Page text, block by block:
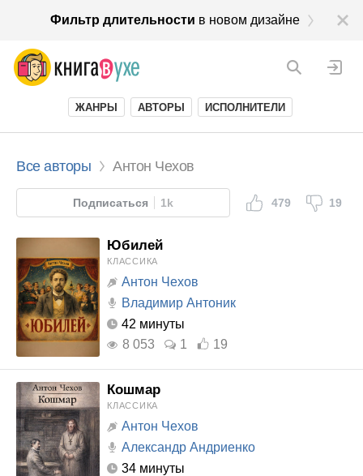
Фильтр длительности в новом дизайне
ЖАНРЫ АВТОРЫ ИСПОЛНИТЕЛИ
Все авторы Антон Чехов
Подписаться 1k 479 19
Юбилей
КЛАССИКА
Антон Чехов
Владимир Антоник
42 минуты
8 053
1 19
Кошмар
КЛАССИКА
Антон Чехов
Александр Андриенко
34 минуты